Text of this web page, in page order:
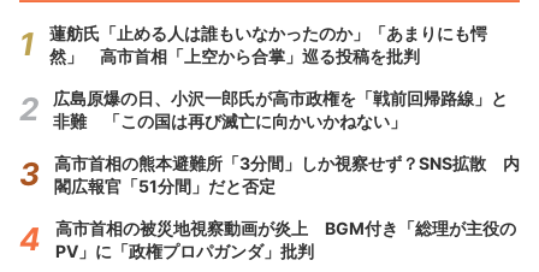
蓮舫氏「止める人は誰もいなかったのか」「あまりにも愕
然」 高市首相「上空から合掌」巡る投稿を批判
広島原爆の日、小沢一郎氏が高市政権を「戦前回帰路線」と
非難 「この国は再び滅亡に向かいかねない」
高市首相の熊本避難所「3分間」しか視察せず？SNS拡散 内
閣広報官「51分間」だと否定
高市首相の被災地視察動画が炎上 BGM付き「総理が主役の
PV」に「政権プロパガンダ」批判